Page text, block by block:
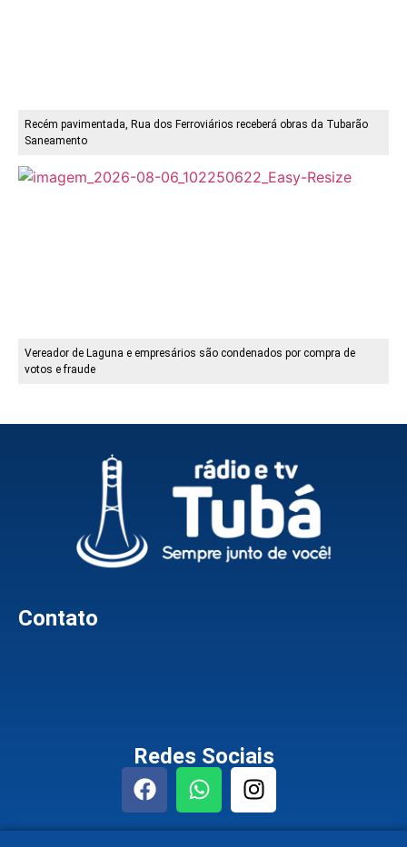
Recém pavimentada, Rua dos Ferroviários receberá obras da Tubarão
Saneamento
Vereador de Laguna e empresários são condenados por compra de
votos e fraude
Contato
Redes Sociais